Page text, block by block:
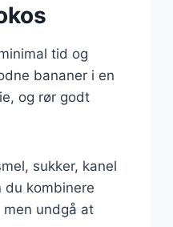
tid og
bananer i en
og rør godt
sukker, kanel
du kombinere
undgå at